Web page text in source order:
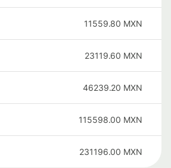
11559.80 MXN
23119.60 MXN
46239.20 MXN
115598.00 MXN
231196.00 MXN